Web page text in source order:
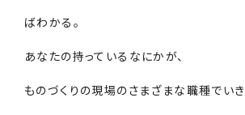
ばわかる。
あなたの持っているなにかが、
ものづくりの現場のさまざまな職種でいき